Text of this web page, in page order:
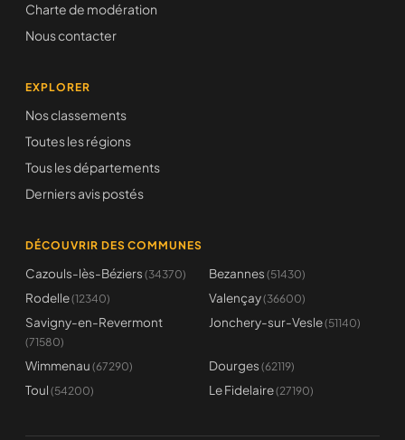
Charte de modération
Nous contacter
EXPLORER
Nos classements
Toutes les régions
Tous les départements
Derniers avis postés
DÉCOUVRIR DES COMMUNES
Cazouls-lès-Béziers (34370) Bezannes (51430)
Rodelle(12340) Valençay(36600)
Savigny-en-Revermont
(71580)
Jonchery-sur-Vesle(51140)
Wimmenau (67290) Dourges (62119)
Toul (54200) Le Fidelaire(27190)